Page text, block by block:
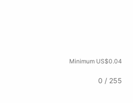
Minimum US$0.04
0 / 255